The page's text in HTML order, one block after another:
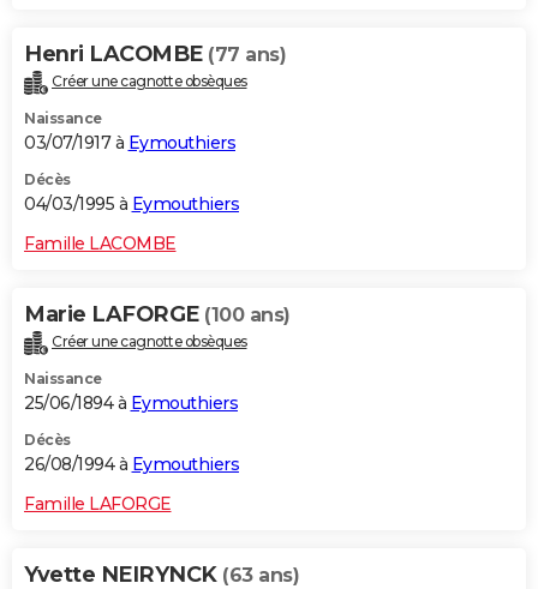
Henri LACOMBE (77 ans)
Créer une cagnotte obsèques
Naissance
03/07/1917 à Eymouthiers
Décès
04/03/1995 à Eymouthiers
Famille LACOMBE
Marie LAFORGE (100 ans)
Créer une cagnotte obsèques
Naissance
25/06/1894 à Eymouthiers
Décès
26/08/1994 à Eymouthiers
Famille LAFORGE
Yvette NEIRYNCK (63 ans)